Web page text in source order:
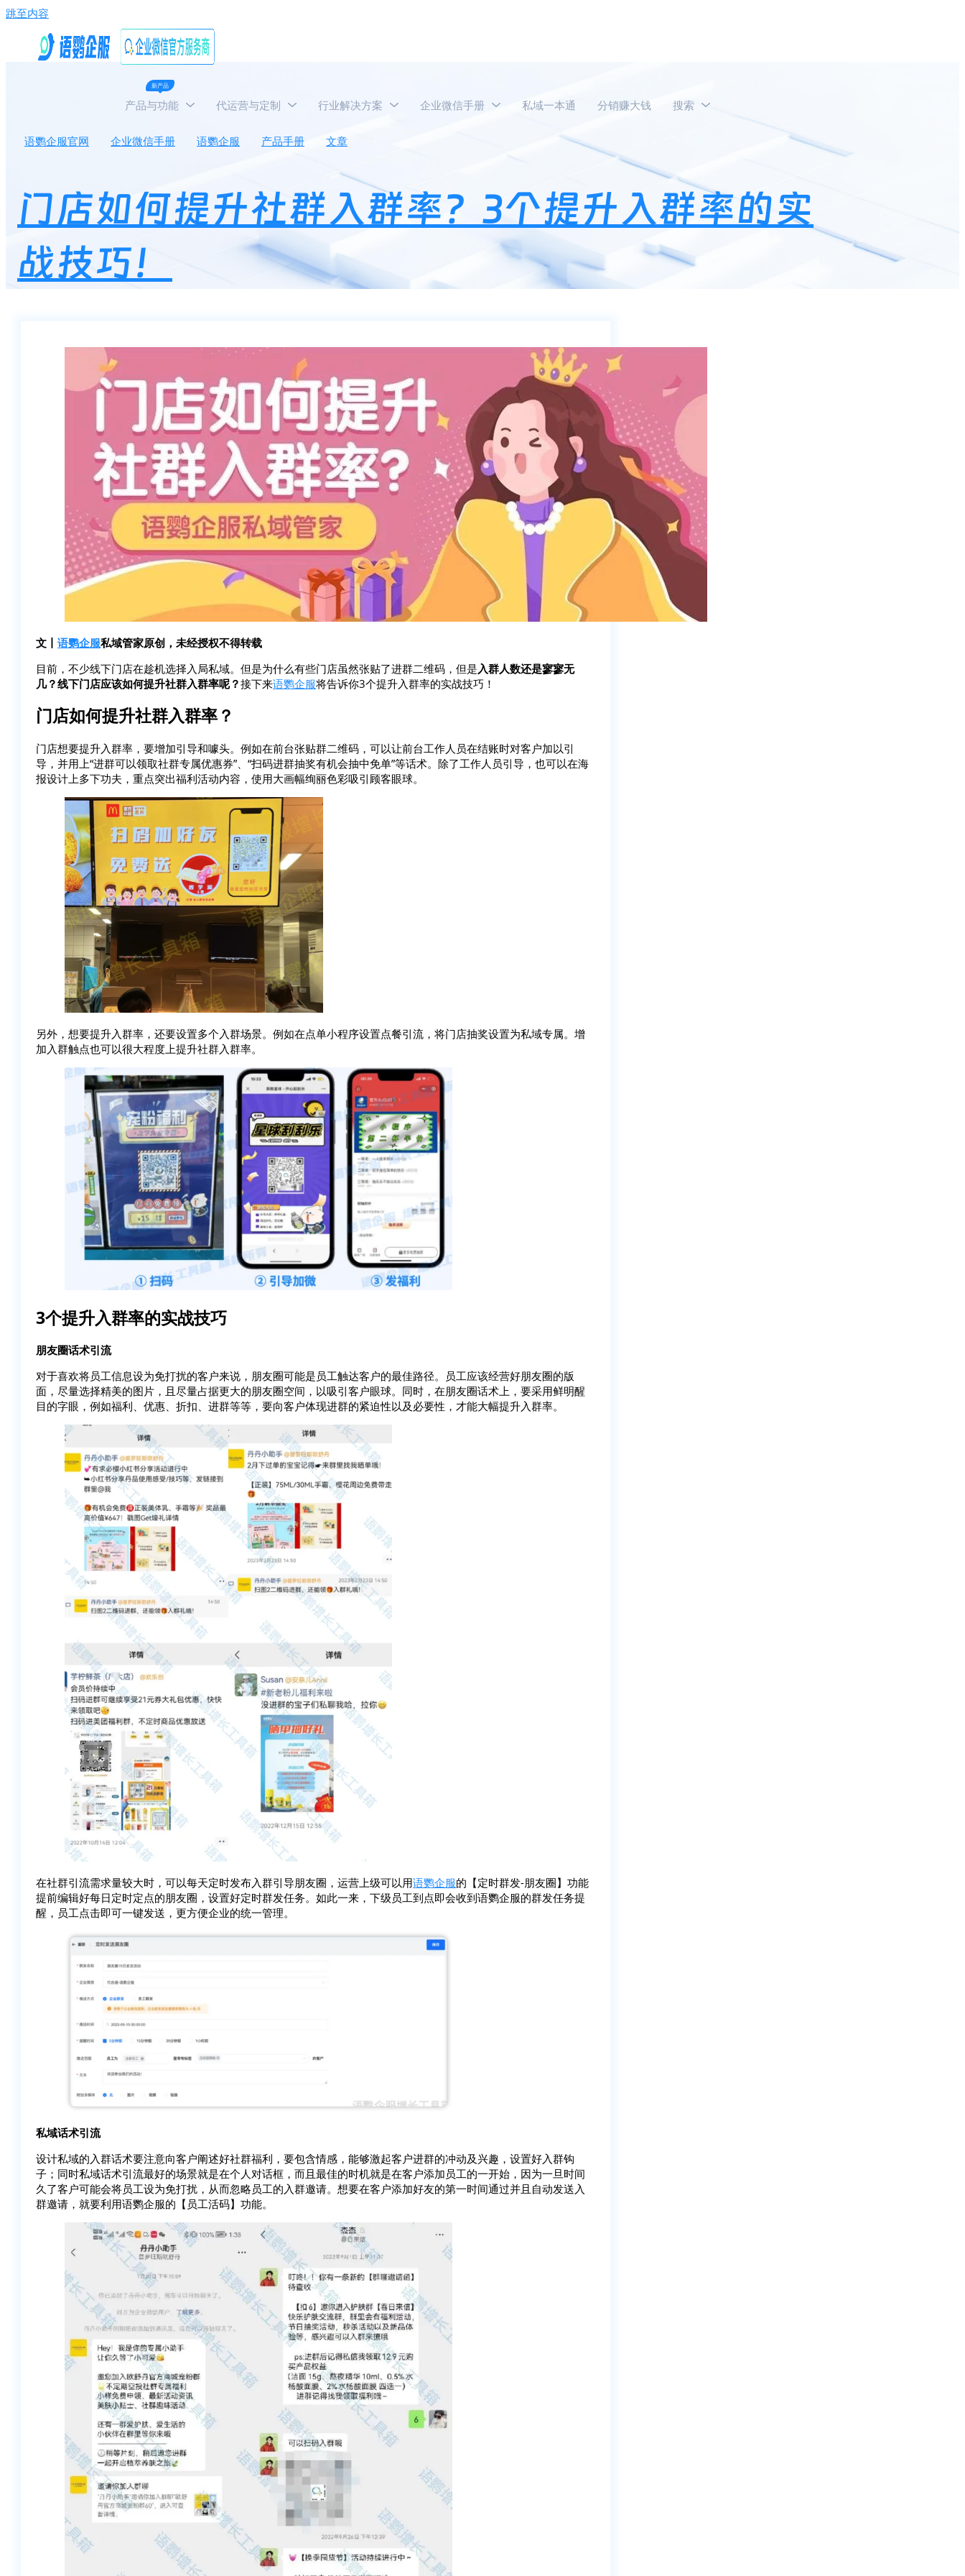
跳至内容
新产品
产品与功能 代运营与定制 行业解决方案 企业微信手册 私域一本通 分销赚大钱 搜索
语鹦企服官网 企业微信手册 语鹦企服 产品手册 文章 门店如何提升社群入群率？3个提升入群率的实战技巧！
门店如何提升社群入群率？3个提升入群率的实
战技巧！
文丨 语鹦企服私域管家原创，未经授权不得转载
目前，不少线下门店在趁机选择入局私域。但是为什么有些门店虽然张贴了进群二维码，但是 入群人数还是寥寥无
几？线下门店应该如何提升社群入群率呢？接下来语鹦企服将告诉你3个提升入群率的实战技巧！
门店如何提升社群入群率？
门店想要提升入群率，要增加引导和噱头。例如在前台张贴群二维码，可以让前台工作人员在结账时对客户加以引
导，并用上“进群可以领取社群专属优惠券”、“扫码进群抽奖有机会抽中免单”等话术。除了工作人员引导，也可以在海
报设计上多下功夫，重点突出福利活动内容，使用大画幅绚丽色彩吸引顾客眼球。
另外，想要提升入群率，还要设置多个入群场景。例如在点单小程序设置点餐引流，将门店抽奖设置为私域专属。增
加入群触点也可以很大程度上提升社群入群率。
3个提升入群率的实战技巧
朋友圈话术引流
对于喜欢将员工信息设为免打扰的客户来说，朋友圈可能是员工触达客户的最佳路径。员工应该经营好朋友圈的版
面，尽量选择精美的图片，且尽量占据更大的朋友圈空间，以吸引客户眼球。同时，在朋友圈话术上，要采用鲜明醒
目的字眼，例如福利、优惠、折扣、进群等等，要向客户体现进群的紧迫性以及必要性，才能大幅提升入群率。
在社群引流需求量较大时，可以每天定时发布入群引导朋友圈，运营上级可以用语鹦企服的【定时群发-朋友圈】功能
提前编辑好每日定时定点的朋友圈，设置好定时群发任务。如此一来，下级员工到点即会收到语鹦企服的群发任务提
醒，员工点击即可一键发送，更方便企业的统一管理。
私域话术引流
设计私域的入群话术要注意向客户阐述好社群福利，要包含情感，能够激起客户进群的冲动及兴趣，设置好入群钩
子；同时私域话术引流最好的场景就是在个人对话框，而且最佳的时机就是在客户添加员工的一开始，因为一旦时间
久了客户可能会将员工设为免打扰，从而忽略员工的入群邀请。想要在客户添加好友的第一时间通过并且自动发送入
群邀请，就要利用语鹦企服的【员工活码】功能。